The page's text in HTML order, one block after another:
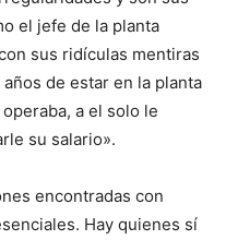
el jefe de la planta
sus ridículas mentiras
de estar en la planta
a el solo le
su salario».
encontradas con
Hay quienes sí